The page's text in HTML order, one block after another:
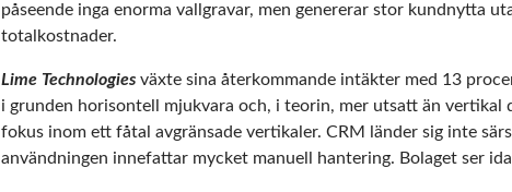
påseende inga enorma vallgravar, men genererar stor kundnytta
totalkostnader.
Lime Technologies växte sina återkommande intäkter med 13
i grunden horisontell mjukvara och, i teorin, mer utsatt än
fokus inom ett fåtal avgränsade vertikaler. CRM länder sig inte
användningen innefattar mycket manuell hantering. Bolaget ser